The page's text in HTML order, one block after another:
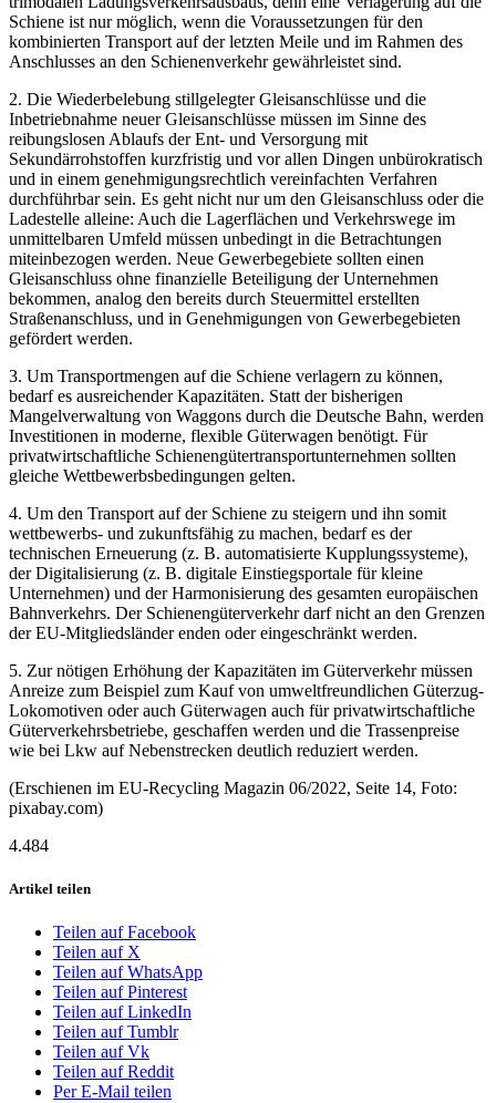
Schiene ist nur möglich, wenn die Voraussetzungen für den
kombinierten Transport auf der letzten Meile und im Rahmen des
Anschlusses an den Schienenverkehr gewährleistet sind.
2. Die Wiederbelebung stillgelegter Gleisanschlüsse und die
Inbetriebnahme neuer Gleisanschlüsse müssen im Sinne des
reibungslosen Ablaufs der Ent- und Versorgung mit
Sekundärrohstoffen kurzfristig und vor allen Dingen unbürokratisch
und in einem genehmigungsrechtlich vereinfachten Verfahren
durchführbar sein. Es geht nicht nur um den Gleisanschluss oder die
Ladestelle alleine: Auch die Lagerflächen und Verkehrswege im
unmittelbaren Umfeld müssen unbedingt in die Betrachtungen
miteinbezogen werden. Neue Gewerbegebiete sollten einen
Gleisanschluss ohne finanzielle Beteiligung der Unternehmen
bekommen, analog den bereits durch Steuermittel erstellten
Straßenanschluss, und in Genehmigungen von Gewerbegebieten
gefördert werden.
3. Um Transportmengen auf die Schiene verlagern zu können,
bedarf es ausreichender Kapazitäten. Statt der bisherigen
Mangelverwaltung von Waggons durch die Deutsche Bahn, werden
Investitionen in moderne, flexible Güterwagen benötigt. Für
privatwirtschaftliche Schienengütertransportunternehmen sollten
gleiche Wettbewerbsbedingungen gelten.
4. Um den Transport auf der Schiene zu steigern und ihn somit
wettbewerbs- und zukunftsfähig zu machen, bedarf es der
technischen Erneuerung (z. B. automatisierte Kupplungssysteme),
der Digitalisierung (z. B. digitale Einstiegsportale für kleine
Unternehmen) und der Harmonisierung des gesamten europäischen
Bahnverkehrs. Der Schienengüterverkehr darf nicht an den Grenzen
der EU-Mitgliedsländer enden oder eingeschränkt werden.
5. Zur nötigen Erhöhung der Kapazitäten im Güterverkehr müssen
Anreize zum Beispiel zum Kauf von umweltfreundlichen Güterzug-
Lokomotiven oder auch Güterwagen auch für privatwirtschaftliche
Güterverkehrsbetriebe, geschaffen werden und die Trassenpreise
wie bei Lkw auf Nebenstrecken deutlich reduziert werden.
(Erschienen im EU-Recycling Magazin 06/2022, Seite 14, Foto:
pixabay.com)
4.484
Artikel teilen
Teilen auf Facebook
Teilen auf X
Teilen auf WhatsApp
Teilen auf Pinterest
Teilen auf LinkedIn
Teilen auf Tumblr
Teilen auf Vk
Teilen auf Reddit
Per E-Mail teilen